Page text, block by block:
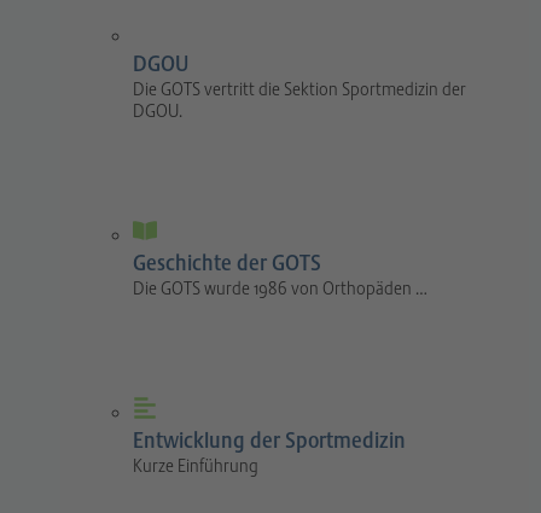
DGOU
Die GOTS vertritt die Sektion Sportmedizin der
DGOU.
Geschichte der GOTS
Die GOTS wurde 1986 von Orthopäden …
Entwicklung der Sportmedizin
Kurze Einführung